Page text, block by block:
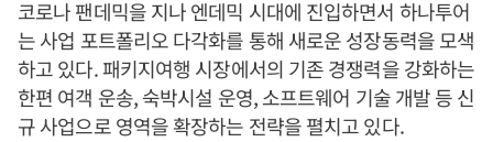
코로나 팬데믹을 지나 엔데믹 시대에 진입하면서 하나투어
는 사업 포트폴리오 다각화를 통해 새로운 성장동력을 모색
하고 있다. 패키지여행 시장에서의 기존 경쟁력을 강화하는
한편 여객 운송, 숙박시설 운영, 소프트웨어 기술 개발 등 신
규 사업으로 영역을 확장하는 전략을 펼치고 있다.